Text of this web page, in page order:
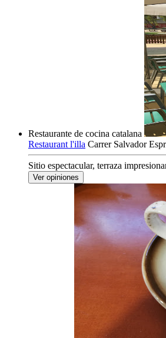
Restaurante de cocina catalana
Restaurant l'illa Carrer Salvador
Sitio espectacular, terraza
Ver opiniones